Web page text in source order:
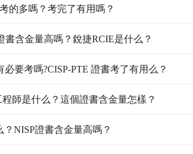
的多嗎？考完了有用嗎？
書含金量高嗎？銳捷RCIE是什么？
必要考嗎?CISP-PTE 證書考了有用么？
師是什么？這個證書含金量怎樣？
？NISP證書含金量高嗎？